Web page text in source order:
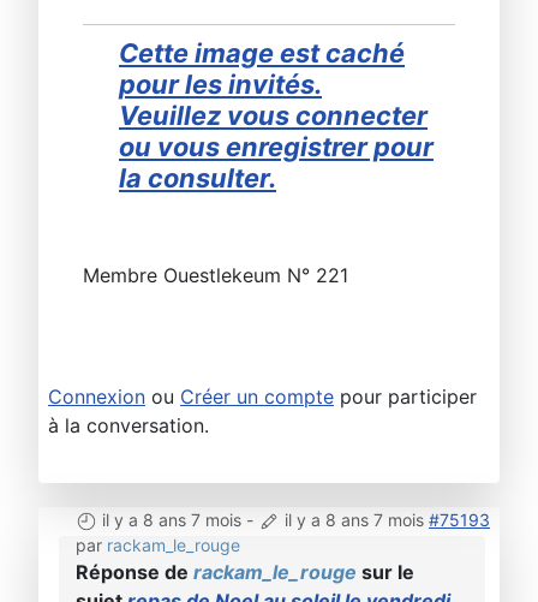
Cette image est caché
pour les invités.
Veuillez vous connecter
ou vous enregistrer pour
la consulter.
Membre Ouestlekeum N° 221
Connexion ou Créer un compte pour participer
à la conversation.
il y a 8 ans 7 mois - il y a 8 ans 7 mois #75193
par rackam_le_rouge
Réponse de rackam_le_rouge sur le